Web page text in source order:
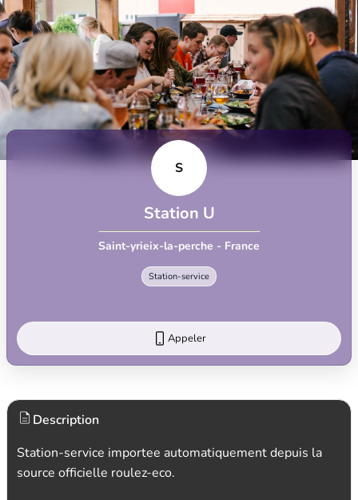
S
Station U
Saint-yrieix-la-perche - France
Station-service
Appeler
Description
Station-service importee automatiquement depuis la
source officielle roulez-eco.